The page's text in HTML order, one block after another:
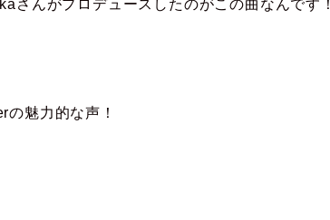
さんがプロデュースしたのがこの曲なんです！
魅力的な声！